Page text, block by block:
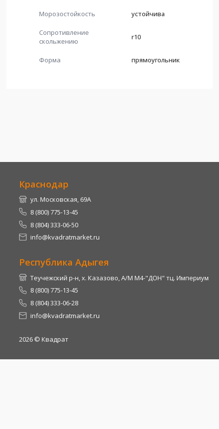
Морозостойкость устойчива
Сопротивление
скольжению
r10
Форма прямоугольник
Краснодар
ул. Московская, 69А
8 (800) 775-13-45
8 (804) 333-06-50
info@kvadratmarket.ru
Республика Адыгея
Теучежский р-н, х. Казазово, А/М М4-"ДОН" тц. Империум
8 (800) 775-13-45
8 (804) 333-06-28
info@kvadratmarket.ru
2026 © Квадрат